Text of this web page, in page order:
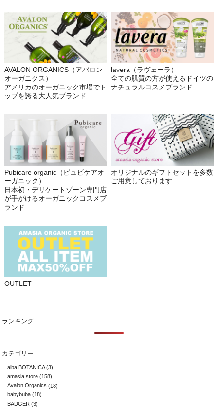
AVALON ORGANICS（アバロン
オーガニクス）
アメリカのオーガニック市場でト
ップを誇る大人気ブランド
lavera（ラヴェーラ）
全ての肌質の方が使えるドイツの
ナチュラルコスメブランド
Pubicare organic（ピュビケアオ
ーガニック）
日本初・デリケートゾーン専門店
が手がけるオーガニックコスメブ
ランド
オリジナルのギフトセットを多数
ご用意しております
OUTLET
ランキング
カテゴリー
alba BOTANICA(3)
amasia store (158)
Avalon Organics (18)
babybuba (18)
BADGER (3)